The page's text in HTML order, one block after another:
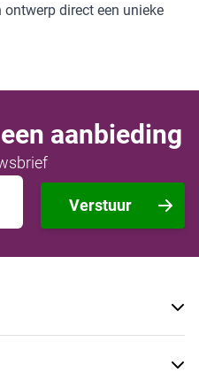
direct een unieke
aanbieding
Verstuur